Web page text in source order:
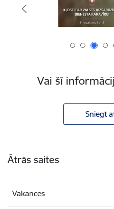
Vai šī
Sniegt
Ātrās saites
Vakances